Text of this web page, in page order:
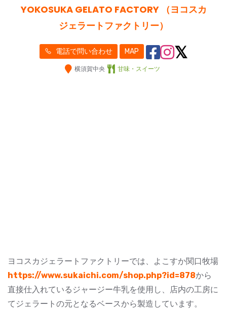
YOKOSUKA GELATO FACTORY （ヨコスカ
ジェラートファクトリー）
電話で問い合わせ MAP
横須賀中央 甘味・スイーツ
ヨコスカジェラートファクトリーでは、よこすか関口牧場
https://www.sukaichi.com/shop.php?id=878から
直接仕入れているジャージー牛乳を使用し、店内の工房に
てジェラートの元となるベースから製造しています。